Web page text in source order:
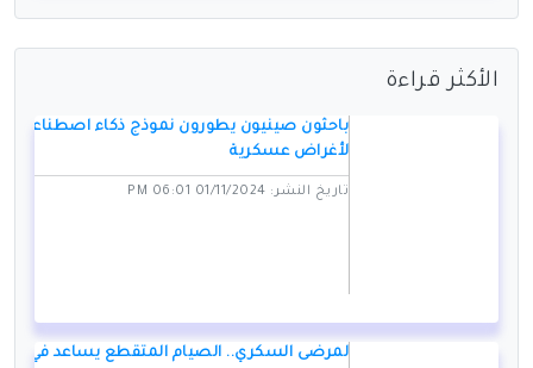
الأكثر قراءة
باحثون صينيون يطورون نموذج ذكاء اصطناعي
لأغراض عسكرية
تاريخ النشر: 01/11/2024 06:01 PM
لمرضى السكري.. الصيام المتقطع يساعد في